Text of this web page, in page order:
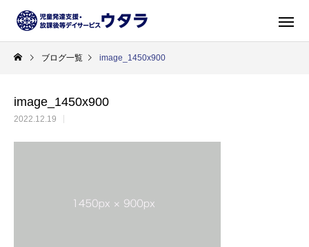
ブログ一覧 image_1450x900
image_1450x900
2022.12.19